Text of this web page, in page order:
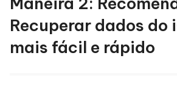
Recuperar dados do
mais fácil e rápido